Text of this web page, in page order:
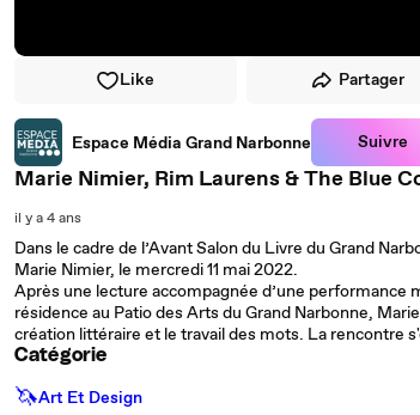
Like Partager
Espace Média Grand Narbonne Suivre
Marie Nimier, Rim Laurens & The Blue
il y a 4 ans
Dans le cadre de l’Avant Salon du Livre du Grand
Marie Nimier, le mercredi 11 mai 2022.
Après une lecture accompagnée d’une performance
résidence au Patio des Arts du Grand Narbonne,
création littéraire et le travail des mots. La rencontre
Catégorie
🦄Art Et Design